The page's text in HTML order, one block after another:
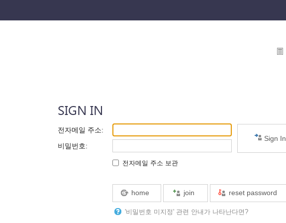
SIGN IN
전자메일 주소:
비밀번호:
전자메일 주소 보관
Sign In
home join reset password
'비밀번호 미지정' 관련 안내가 나타난다면?